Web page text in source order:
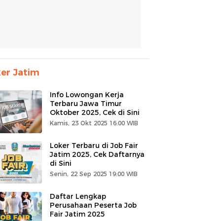
Jatim
Info Lowongan Kerja
Terbaru Jawa Timur
Oktober 2025, Cek di Sini
Kamis, 23 Okt 2025 16:00 WIB
Loker Terbaru di Job Fair
Jatim 2025, Cek Daftarnya
di Sini
Senin, 22 Sep 2025 19:00 WIB
Daftar Lengkap
Perusahaan Peserta Job
Fair Jatim 2025